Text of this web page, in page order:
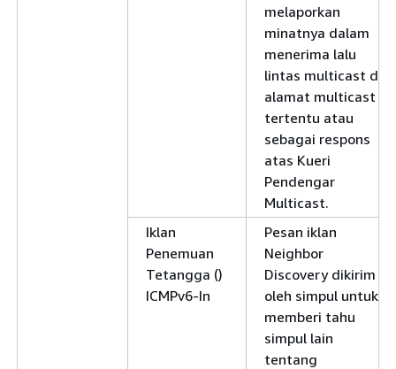
melaporkan
minatnya dalam
menerima lalu
lintas multicast di
alamat multicast
tertentu atau
sebagai respons
atas Kueri
Pendengar
Multicast.
Iklan
Penemuan
Tetangga ()
ICMPv6-In
Pesan iklan
Neighbor
Discovery dikirim
oleh simpul untuk
memberi tahu
simpul lain
tentang